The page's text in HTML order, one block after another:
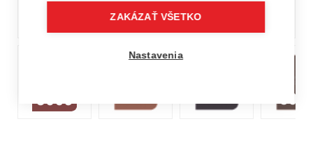
ZAKÁZAŤ VŠETKO
Nastavenia